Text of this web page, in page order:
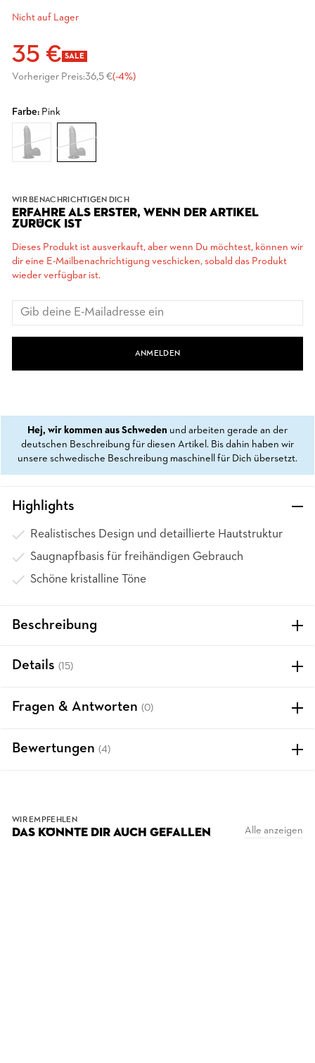
Nicht auf Lager
35 € SALE
Vorheriger Preis:36,5 €(-4%)
Farbe: Pink
WIR BENACHRICHTIGEN DICH
ERFAHRE ALS ERSTER, WENN DER ARTIKEL
ZURÜCK IST
Dieses Produkt ist ausverkauft, aber wenn Du möchtest, können wir
dir eine E-Mailbenachrichtigung veschicken, sobald das Produkt
wieder verfügbar ist.
ANMELDEN
Hej, wir kommen aus Schweden und arbeiten gerade an der
deutschen Beschreibung für diesen Artikel. Bis dahin haben wir
unsere schwedische Beschreibung maschinell für Dich übersetzt.
Highlights
Realistisches Design und detaillierte Hautstruktur
Saugnapfbasis für freihändigen Gebrauch
Schöne kristalline Töne
Beschreibung
Details (15)
Fragen & Antworten (0)
Bewertungen (4)
WIR EMPFEHLEN
DAS KÖNNTE DIR AUCH GEFALLEN Alle anzeigen